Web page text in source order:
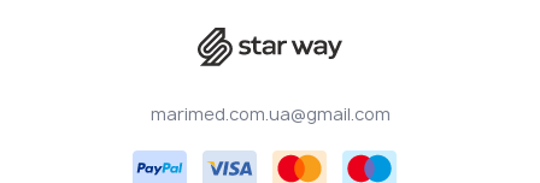
marimed.com.ua@gmail.com